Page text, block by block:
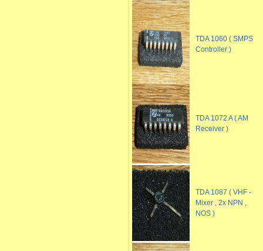
TDA 1060 ( SMPS
Controller )
TDA 1072 A ( AM
Receiver )
TDA 1087 ( VHF -
Mixer , 2x NPN ,
NOS )